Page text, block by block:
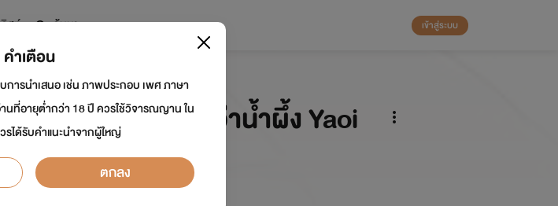
สต์ ค้นหา เข้าสู่ระบบ
รักนี้หวานกว่าน้ำผึ้ง Yaoi
Love) 18+ END
:จางบิวตี้
คำเตือน
การนำเสนอ เช่น ภาพประกอบ เพศ ภาษา
นที่อายุต่ำกว่า 18 ปี ควรใช้วิจารณญาน ใน
รได้รับคำแนะนำจากผู้ใหญ่
ตกลง